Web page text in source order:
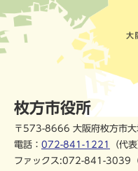
枚方市役所
〒573-8666 大阪府枚方市
電話： 072-841-1221
（代
ファックス:072-841-3039（